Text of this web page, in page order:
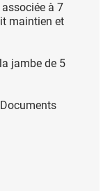
à 7
maintien et
jambe de 5